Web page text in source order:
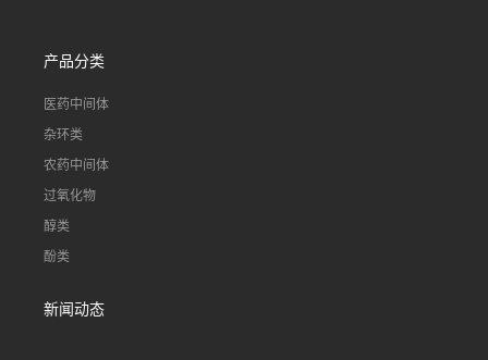
产品分类
医药中间体
杂环类
农药中间体
过氧化物
醇类
酚类
新闻动态